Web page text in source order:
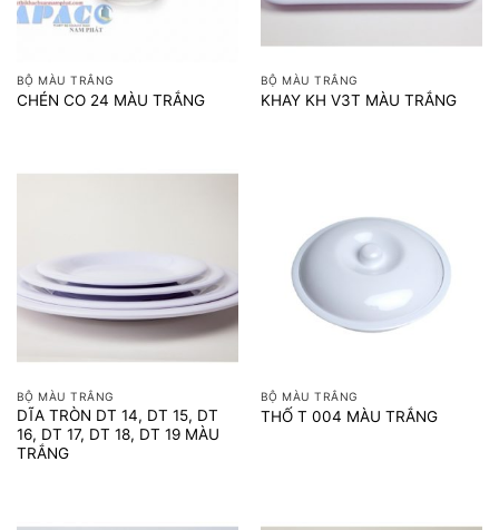
BỘ MÀU TRẮNG
CHÉN CO 24 MÀU TRẮNG
BỘ MÀU TRẮNG
KHAY KH V3T MÀU TRẮNG
BỘ MÀU TRẮNG
DĨA TRÒN DT 14, DT 15, DT
16, DT 17, DT 18, DT 19 MÀU
TRẮNG
BỘ MÀU TRẮNG
THỐ T 004 MÀU TRẮNG